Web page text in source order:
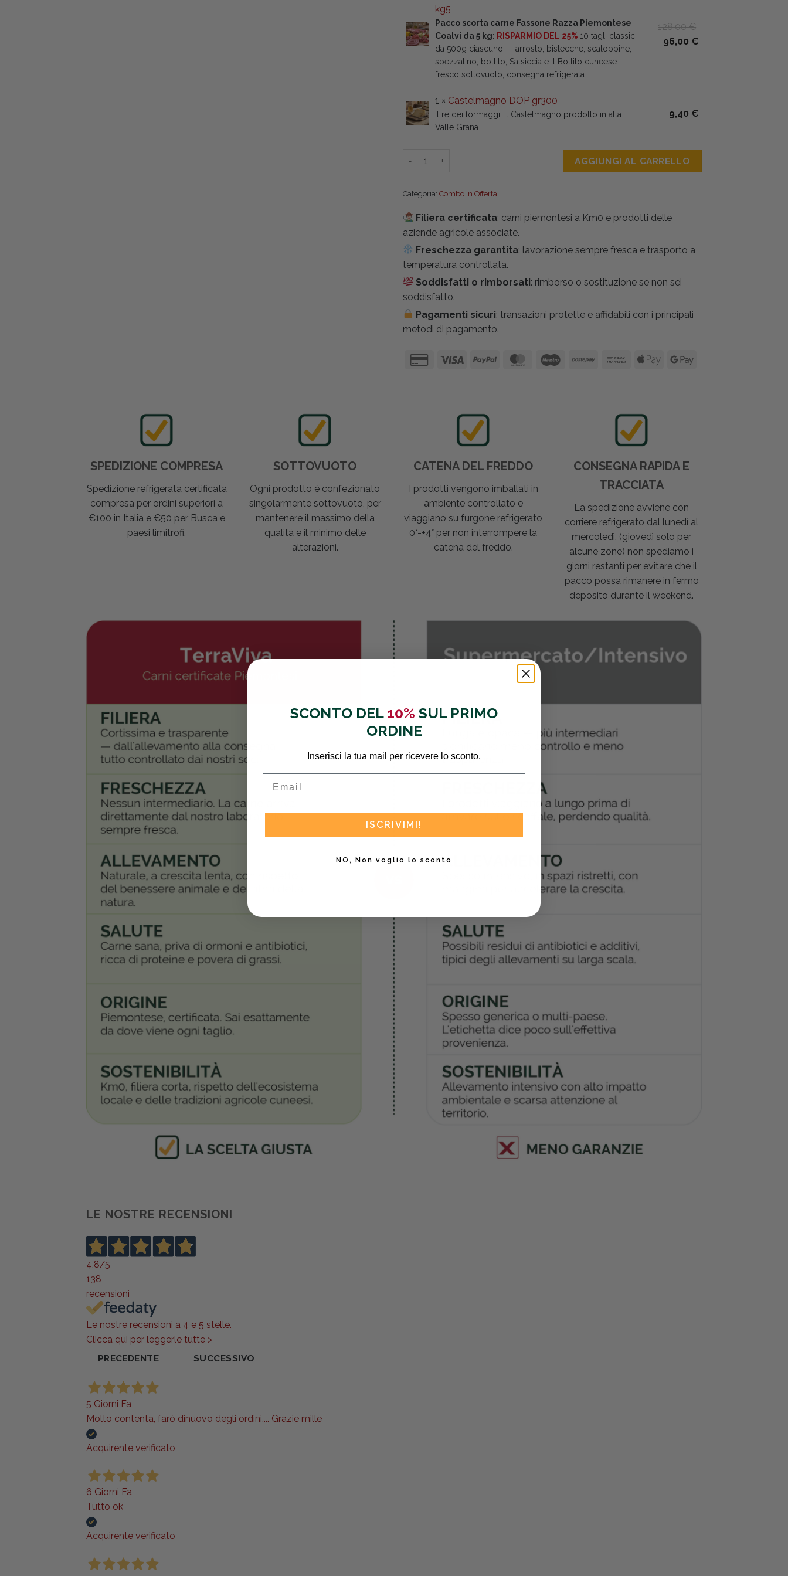
kg5
Pacco scorta carne Fassone Razza Piemontese
Coalvi da 5 kg: RISPARMIO DEL 25% ,10 tagli classici
da 500g ciascuno — arrosto, bistecche, scaloppine,
spezzatino, bollito, Salsiccia e il Bollito cuneese —
fresco sottovuoto, consegna refrigerata.
128,00€
96,00 €
1 × Castelmagno DOP gr300
Il re dei formaggi: Il Castelmagno prodotto in alta
Valle Grana.
9,40 €
AGGIUNGI AL CARRELLO
Categoria: Combo in Offerta
Filiera certificata: carni piemontesi a Km0 e prodotti delle
aziende agricole associate.
Freschezza garantita: lavorazione sempre fresca e trasporto a
temperatura controllata.
Soddisfatti o rimborsati: rimborso o sostituzione se non sei
soddisfatto.
Pagamenti sicuri: transazioni protette e affidabili con i principali
metodi di pagamento.
SPEDIZIONE COMPRESA
Spedizione refrigerata certificata
compresa per ordini superiori a
€100 in Italia e €50 per Busca e
paesi limitrofi.
SOTTOVUOTO
Ogni prodotto è confezionato
singolarmente sottovuoto, per
mantenere il massimo della
qualità e il minimo delle
alterazioni.
CATENA DEL FREDDO
I prodotti vengono imballati in
ambiente controllato e
viaggiano su furgone refrigerato
0°-+4° per non interrompere la
catena del freddo.
CONSEGNA RAPIDA E
TRACCIATA
La spedizione avviene con
corriere refrigerato dal lunedì al
mercoledì, (giovedì solo per
alcune zone) non spediamo i
giorni restanti per evitare che il
pacco possa rimanere in fermo
deposito durante il weekend.
LE NOSTRE RECENSIONI
4,8/5
138
recensioni
Le nostre recensioni a 4 e 5 stelle.
Clicca qui per leggerle tutte >
PRECEDENTE
SUCCESSIVO
5 Giorni Fa
Molto contenta, farò dinuovo degli ordini.... Grazie mille
Acquirente verificato
6 Giorni Fa
Tutto ok
Acquirente verificato
SCONTO DEL 10% SUL PRIMO
ORDINE
Inserisci la tua mail per ricevere lo sconto.
ISCRIVIMI!
NO, Non voglio lo sconto